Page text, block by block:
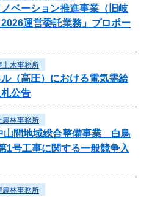
ベーション推進事業（旧岐
運営委託業務」プロポー
土木事務所
（高圧）における電気需給
公告
農林事務所
山間地域総合整備事業 白鳥
号工事に関する一般競争入
農林事務所